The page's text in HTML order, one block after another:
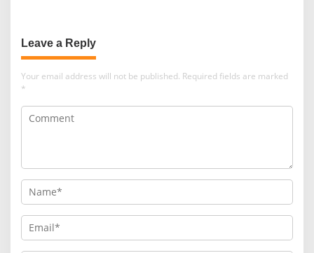
Leave a Reply
Your email address will not be published. Required fields are marked
*